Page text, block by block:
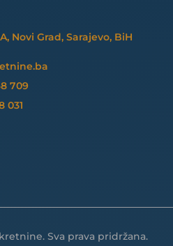
Novi Grad, Sarajevo, BiH
709
031
Sva prava pridržana.